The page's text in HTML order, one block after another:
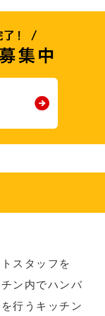
スタッフを
ン内でハンバ
行うキッチン